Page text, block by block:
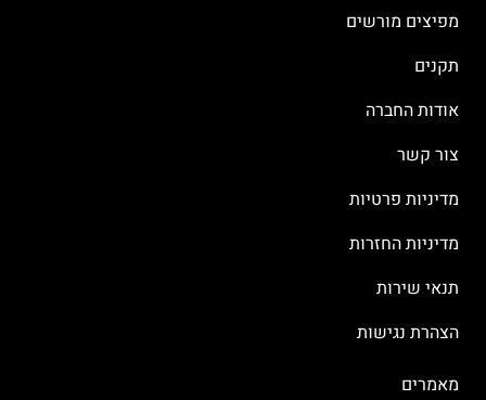
מפיצים מורשים
תקנים
אודות החברה
צור קשר
מדיניות פרטיות
מדיניות החזרות
תנאי שירות
הצהרת נגישות
מאמרים